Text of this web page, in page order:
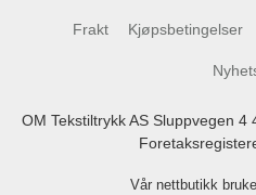
Frakt Kjøpsbetingelser
OM Tekstiltrykk AS Sluppvegen 4
Vår nettbutikk